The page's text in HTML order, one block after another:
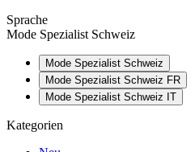
Sprache
Mode Spezialist Schweiz
Mode Spezialist Schweiz
Mode Spezialist Schweiz FR
Mode Spezialist Schweiz IT
Kategorien